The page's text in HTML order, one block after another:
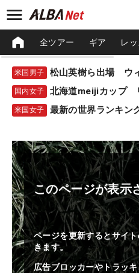
全ツアー ギア レ
米国男子
国内女子 北海道meijiカップ
米国女子 最新の世界ランキン
このページが表示
ページを更新するとサイ
きます。
広告ブロッカーやトラッ